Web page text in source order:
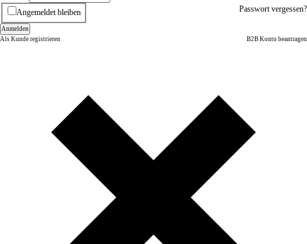
Angemeldet bleiben Passwort vergessen?
Anmelden
Als Kunde registrieren
B2B Konto beantragen